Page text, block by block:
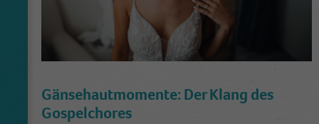
Gänsehautmomente: Der Klang des
Gospelchores